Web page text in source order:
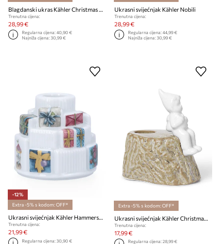
Blagdanski ukras Kähler Christmas Tales Christmas Hug
Trenutna cijena:
28,99 €
Regularna cijena:40,90 €
Najniža cijena:30,99 €
Ukrasni svijećnjak Kähler Nobili
Trenutna cijena:
28,99 €
Regularna cijena:44,99 €
Najniža cijena:30,99 €
-12%
Extra -5% s kodom: OFF*
Ukrasni svijećnjak Kähler Hammershoi Christmas Gifts 20 x 9,5 x 9,5 cm
Trenutna cijena:
21,99 €
Regularna cijena:30,90 €
Extra -5% s kodom: OFF*
Trenutna cijena:
17,99 €
Regularna cijena:28,99 €